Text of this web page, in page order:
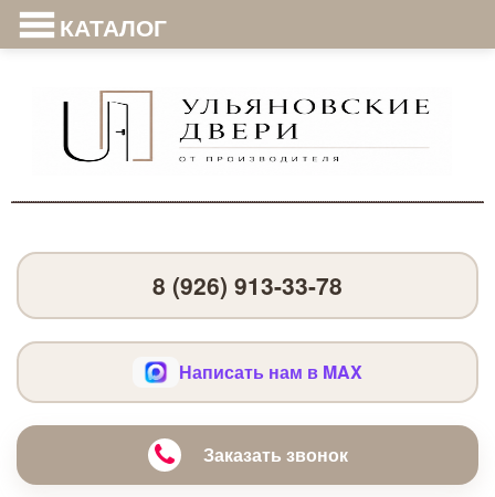
КАТАЛОГ
8 (926) 913-33-78
Написать нам в MAX
Заказать звонок